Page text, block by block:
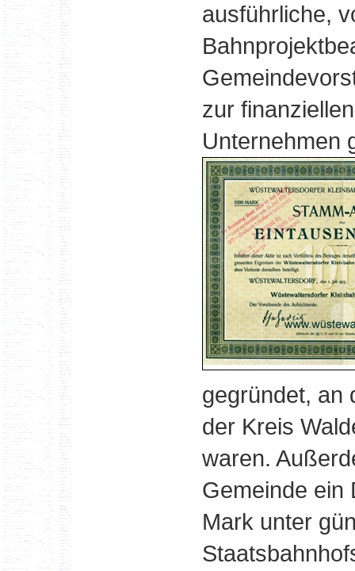
ausführliche,
zur
Unternehmen
gegründet, an
der Kreis
waren.
Gemeinde ein
Mark unter